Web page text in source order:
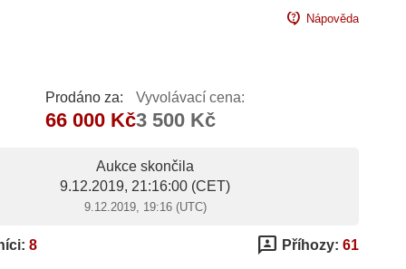
contact_support Nápověda
Prodáno za:
66 000 Kč
Vyvolávací cena:
3 500 Kč
Aukce skončila
9.12.2019, 21:16:00 (CET)
9.12.2019, 19:16 (UTC)
8 3p Příhozy: 61